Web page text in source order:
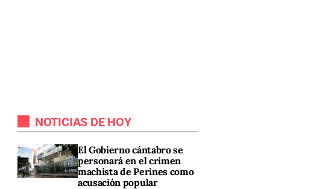
NOTICIAS DE HOY
El Gobierno cántabro se
personará en el crimen
machista de Perines como
acusación popular